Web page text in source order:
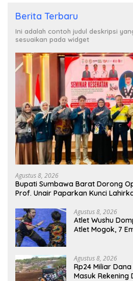
Berita Terbaru
Ini adalah contoh judul deskripsi
sesuaikan pada widget
Agustus 8, 2026
Bupati Sumbawa Barat Dorong
Prof. Unair Paparkan Kunci
Agustus 8, 2026
Atlet Wushu
Atlet Mogok, 7
Agustus 8, 2026
Rp24 Miliar
Masuk Rekening